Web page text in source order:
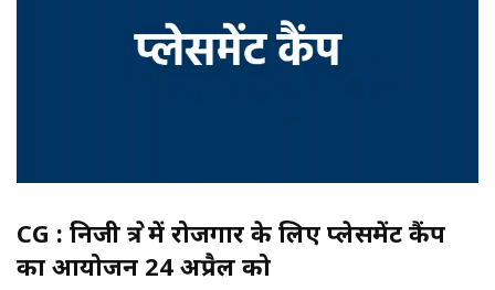
CG : निजी क्षेत्र में रोजगार के लिए प्लेसमेंट कैंप
का आयोजन 24 अप्रैल को